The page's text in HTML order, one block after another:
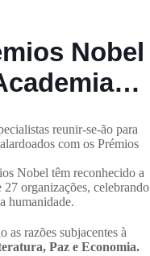
Nobel
reunir-se-ão para
com os Prémios
Nobel têm reconhecido a
organizações, celebrando
humanidade.
as razões subjacentes à
Paz e Economia.